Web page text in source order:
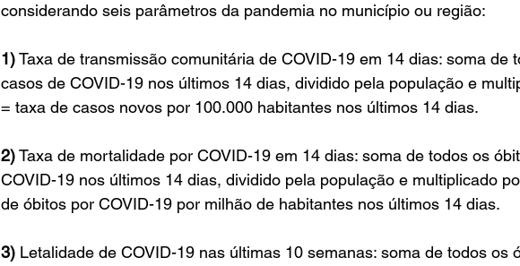
considerando seis parâmetros da pandemia no município ou região:
1) Taxa de transmissão comunitária de COVID-19 em 14 dias: soma de
casos de COVID-19 nos últimos 14 dias, dividido pela população e
= taxa de casos novos por 100.000 habitantes nos últimos 14 dias.
2) Taxa de mortalidade por COVID-19 em 14 dias: soma de todos os
COVID-19 nos últimos 14 dias, dividido pela população e multiplicado
de óbitos por COVID-19 por milhão de habitantes nos últimos 14 dias.
3) Letalidade de COVID-19 nas últimas 10 semanas: soma de todos os